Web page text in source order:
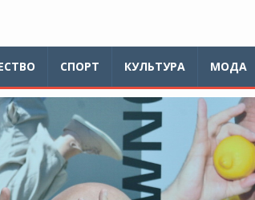
СПОРТ КУЛЬТУРА МОДА